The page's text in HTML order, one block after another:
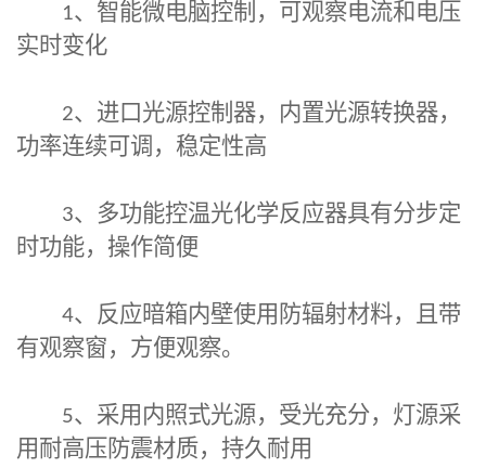
1、智能微电脑控制，可观察电流和电压
实时变化
2、进口光源控制器，内置光源转换器，
功率连续可调，稳定性高
3、多功能控温光化学反应器具有分步定
时功能，操作简便
4、反应暗箱内壁使用防辐射材料，且带
有观察窗，方便观察。
5、采用内照式光源，受光充分，灯源采
用耐高压防震材质，持久耐用